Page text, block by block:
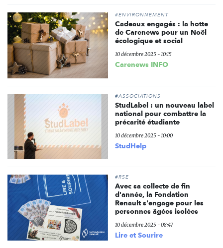
#ENVIRONNEMENT
Cadeaux engagés : la hotte
de Carenews pour un Noël
écologique et social
10 décembre 2025 - 10:15
Carenews INFO
#ASSOCIATIONS
StudLabel : un nouveau label
national pour combattre la
précarité étudiante
10 décembre 2025 - 10:00
StudHelp
#RSE
Avec sa collecte de fin
d'année, la Fondation
Renault s'engage pour les
personnes âgées isolées
10 décembre 2025 - 08:47
Lire et Sourire